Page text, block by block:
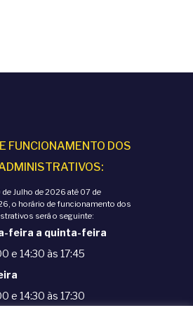
FUNCIONAMENTO DOS
Julho de 2026 até 07 de
o horário de funcionamento dos
será o seguinte:
feira a quinta-feira
e 14:30 às 17:45
e 14:30 às 17:30